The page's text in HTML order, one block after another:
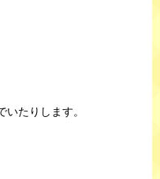
たりします。